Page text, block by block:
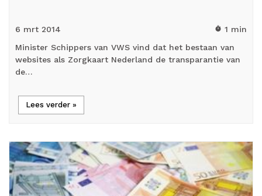
6 mrt 2014 timer 1 min
Minister Schippers van VWS vind dat het bestaan van
websites als Zorgkaart Nederland de transparantie van
de…
Lees verder »